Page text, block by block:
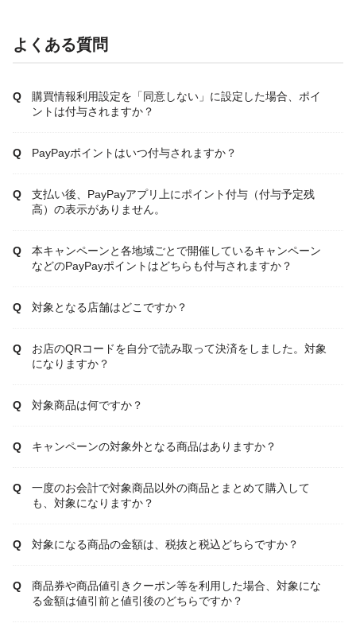
よくある質問
購買情報利用設定を「同意しない」に設定した場合、ポイ
ントは付与されますか？
PayPayポイントはいつ付与されますか？
支払い後、PayPayアプリ上にポイント付与（付与予定残
高）の表示がありません。
本キャンペーンと各地域ごとで開催しているキャンペーン
などのPayPayポイントはどちらも付与されますか？
対象となる店舗はどこですか？
お店のQRコードを自分で読み取って決済をしました。対象
になりますか？
対象商品は何ですか？
キャンペーンの対象外となる商品はありますか？
一度のお会計で対象商品以外の商品とまとめて購入して
も、対象になりますか？
対象になる商品の金額は、税抜と税込どちらですか？
商品券や商品値引きクーポン等を利用した場合、対象にな
る金額は値引前と値引後のどちらですか？